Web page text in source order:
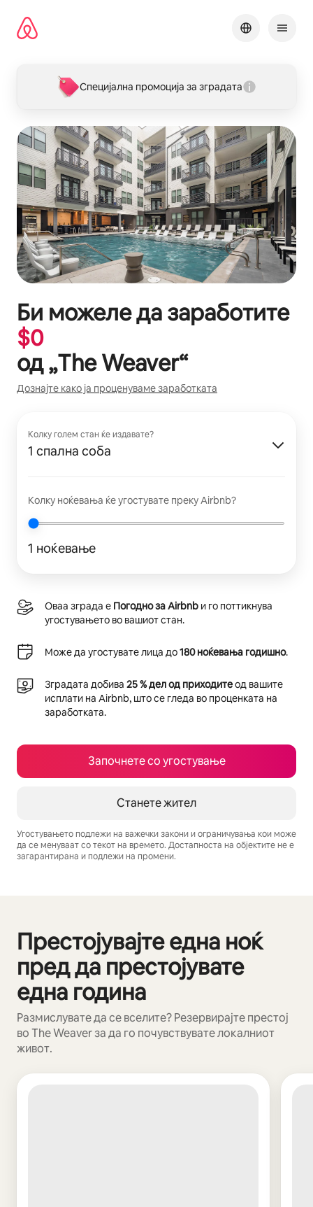
содржина
Специјална промоција за зградата
Би можеле да заработите
$0
од „The Weaver“
Дознајте како ја проценуваме заработката
Колку голем стан ќе издавате?
1 спална соба
Колку ноќевања ќе угостувате преку Airbnb?
1 ноќевање
Оваа зграда е Погодно за Airbnb и го поттикнува
угостувањето во вашиот стан.
Може да угостувате лица до180 ноќевања годишно.
Зградата добива 25 % дел од приходитеод вашите
исплати на Airbnb, што се гледа во проценката на
заработката.
Започнете со угостување
Станете жител
Угостувањето подлежи на важечки закони и ограничувања кои може
да се менуваат со текот на времето. Достапноста на објектите не е
загарантирана и подлежи на промени.
Престојувајте една ноќ
пред да престојувате
една година
Размислувате да се вселите? Резервирајте престој
во The Weaver за да го почувствувате локалниот
живот.
Се гледаат 0 од 0 елемента